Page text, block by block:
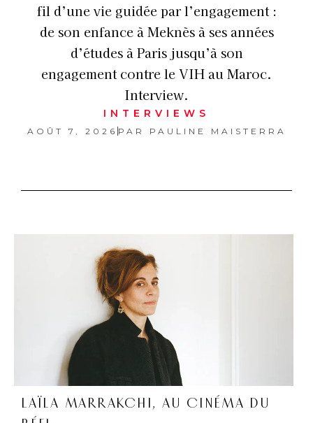
fil d’une vie guidée par l’engagement :
de son enfance à Meknès à ses années
d’études à Paris jusqu’à son
engagement contre le VIH au Maroc.
Interview.
INTERVIEWS
AOÛT 7, 2026 PAR PAULINE MAISTERRA
LAÏLA MARRAKCHI, AU CINÉMA DU